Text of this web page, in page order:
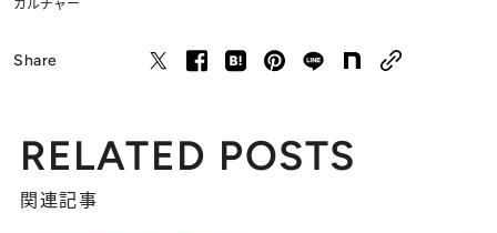
カルチャー
Share
RELATED POSTS
関連記事